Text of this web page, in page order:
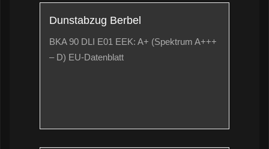
Dunstabzug Berbel
BKA 90 DLI E01 EEK: A+ (Spektrum A+++
– D) EU-Datenblatt